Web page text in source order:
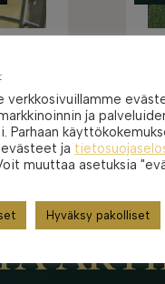
verkkosivuillamme
ja
Parhaan
ja
muuttaa asetuksia
Hyväksy pakolliset